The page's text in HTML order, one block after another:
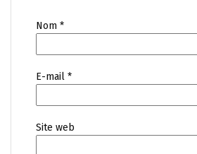
Nom *
E-mail *
Site web